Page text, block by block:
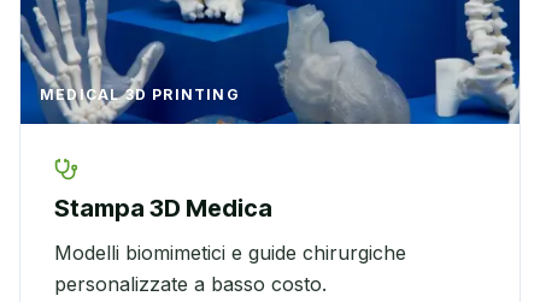
MEDICAL 3D PRINTING
Stampa 3D Medica
Modelli biomimetici e guide chirurgiche
personalizzate a basso costo.